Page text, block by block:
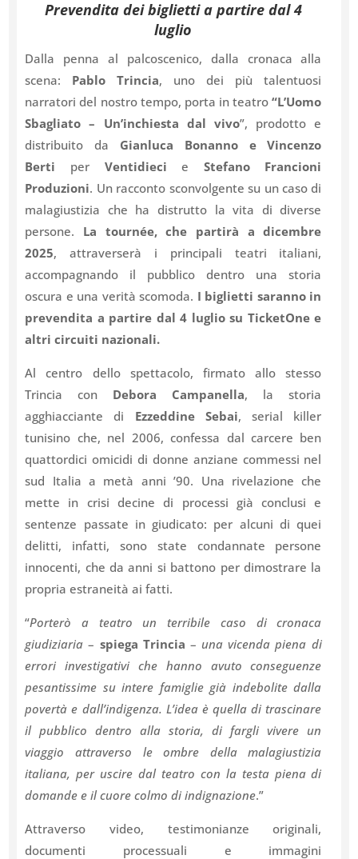
Prevendita dei biglietti a partire dal 4
luglio
Dalla penna al palcoscenico, dalla cronaca alla
scena: Pablo Trincia, uno dei più talentuosi
narratori del nostro tempo, porta in teatro“L’Uomo
Sbagliato – Un’inchiesta dal vivo”, prodotto e
distribuito da Gianluca Bonanno e Vincenzo
Berti per Ventidieci e Stefano Francioni
Produzioni. Un racconto sconvolgente su un caso di
malagiustizia che ha distrutto la vita di diverse
persone. La tournée, che partirà a dicembre
2025, attraverserà i principali teatri italiani,
accompagnando il pubblico dentro una storia
oscura e una verità scomoda. I biglietti saranno in
prevendita a partire dal 4 luglio su TicketOne e
altri circuiti nazionali.
Al centro dello spettacolo, firmato allo stesso
Trincia con Debora Campanella, la storia
agghiacciante di Ezzeddine Sebai, serial killer
tunisino che, nel 2006, confessa dal carcere ben
quattordici omicidi di donne anziane commessi nel
sud Italia a metà anni ’90. Una rivelazione che
mette in crisi decine di processi già conclusi e
sentenze passate in giudicato: per alcuni di quei
delitti, infatti, sono state condannate persone
innocenti, che da anni si battono per dimostrare la
propria estraneità ai fatti.
“Porterò a teatro un terribile caso di cronaca
giudiziaria– spiega Trincia – una vicenda piena di
errori investigativi che hanno avuto conseguenze
pesantissime su intere famiglie già indebolite dalla
povertà e dall’indigenza. L’idea è quella di trascinare
il pubblico dentro alla storia, di fargli vivere un
viaggio attraverso le ombre della malagiustizia
italiana, per uscire dal teatro con la testa piena di
domande e il cuore colmo di indignazione.”
Attraverso video, testimonianze originali,
documenti processuali e immagini